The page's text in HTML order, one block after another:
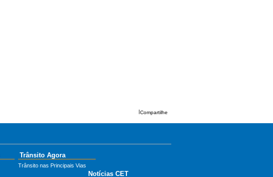
Compartilhe
|
Trânsito Agora
Trânsito nas Principais Vias
Notícias CET